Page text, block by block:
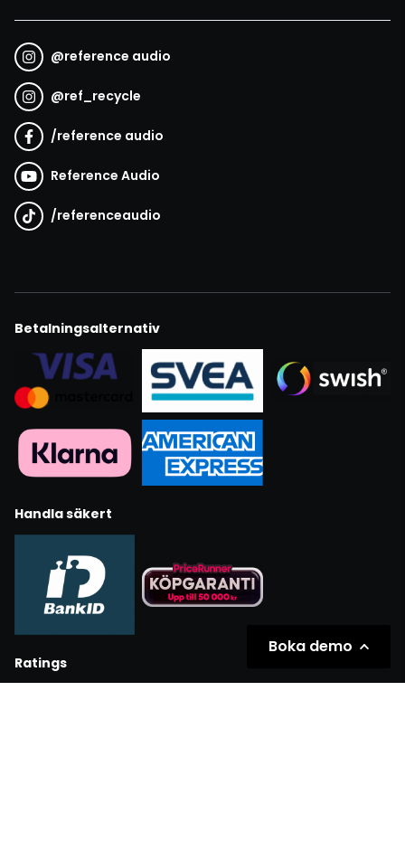
@reference audio
@ref_recycle
/reference audio
Reference Audio
/referenceaudio
Betalningsalternativ
Handla säkert
Ratings
Boka demo